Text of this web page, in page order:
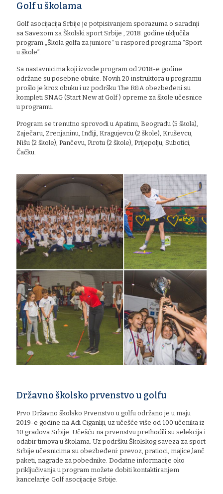
Golf u školama
Golf asocijacija Srbije je potpisivanjem sporazuma o saradnji
sa Savezom za Školski sport Srbije , 2018. godine uključila
program „Škola golfa za juniore“ u raspored programa “Sport
u škole”.
Sa nastavnicima koji izvode program od 2018-e godine
održane su posebne obuke. Novih 20 instruktora u programu
prošlo je kroz obuku i uz podršku The R&A obezbeđeni su
kompleti SNAG (Start New at Golf ) opreme za škole učesnice
u programu.
Program se trenutno sprovodi u Apatinu, Beogradu (5 škola),
Zaječaru, Zrenjaninu, Inđiji, Kragujevcu (2 škole), Kruševcu,
Nišu (2 škole), Pančevu, Pirotu (2 škole), Prijepolju, Subotici,
Čačku.
Državno školsko prvenstvo u golfu
Prvo Državno školsko Prvenstvo u golfu održano je u maju
2019-e godine na Adi Ciganliji, uz učešće više od 100 učenika iz
10 gradova Srbije. Učešću na prvenstvu prethodili su selekcija i
odabir timova u školama. Uz podršku Školskog saveza za sport
Srbije učesnicima su obezbeđeni: prevoz, pratioci, majice,lanč
paketi, nagrade za pobednike. Dodatne informacije oko
priključivanja u program možete dobiti kontaktiranjem
kancelarije Golf asocijacije Srbije.